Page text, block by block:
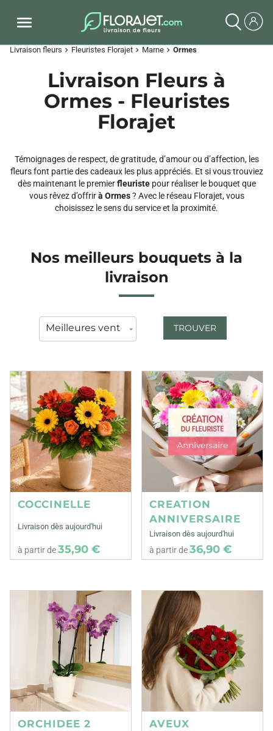
Livraison fleurs chevron_right Fleuristes Florajet chevron_right Marne chevron_right Ormes
Livraison Fleurs à
Ormes - Fleuristes
Florajet
Témoignages de respect, de gratitude, d’amour ou d’affection, les
fleurs font partie des cadeaux les plus appréciés. Et si vous trouviez
dès maintenant le premierfleuristepour réaliser le bouquet que
vous rêvez d’offrirà Ormes? Avec le réseau Florajet, vous
choisissez le sens du service et la proximité.
Nos meilleurs bouquets à la
livraison
TROUVER
COCCINELLE
Livraison dès aujourd'hui
à partir de35,90 €
CREATION
ANNIVERSAIRE
Livraison dès aujourd'hui
à partir de36,90 €
ORCHIDEE 2
AVEUX